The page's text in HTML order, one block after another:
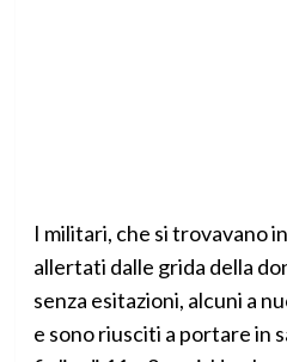
I militari, che si trovavano
allertati dalle grida della
senza esitazioni, alcuni a
e sono riusciti a portare in